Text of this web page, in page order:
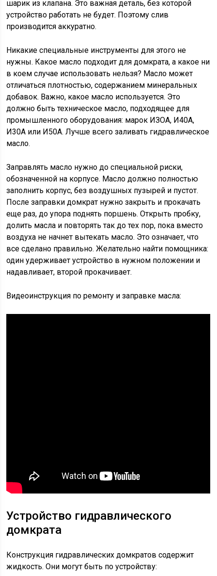
шарик из клапана. Это важная деталь, без которой
устройство работать не будет. Поэтому слив
производится аккуратно.
Никакие специальные инструменты для этого не
нужны. Какое масло подходит для домкрата, а какое ни
в коем случае использовать нельзя? Масло может
отличаться плотностью, содержанием минеральных
добавок. Важно, какое масло используется. Это
должно быть техническое масло, подходящее для
промышленного оборудования: марок ИЗОА, И40А,
И30А или И50А. Лучше всего заливать гидравлическое
масло.
Заправлять масло нужно до специальной риски,
обозначенной на корпусе. Масло должно полностью
заполнить корпус, без воздушных пузырей и пустот.
После заправки домкрат нужно закрыть и прокачать
еще раз, до упора поднять поршень. Открыть пробку,
долить масла и повторять так до тех пор, пока вместо
воздуха не начнет вытекать масло. Это означает, что
все сделано правильно. Желательно найти помощника:
один удерживает устройство в нужном положении и
надавливает, второй прокачивает.
Видеоинструкция по ремонту и заправке масла:
Устройство гидравлического
домкрата
Конструкция гидравлических домкратов содержит
жидкость. Они могут быть по устройству: